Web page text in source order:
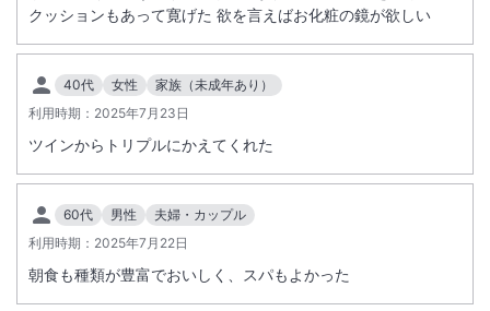
クッションもあって寛げた 欲を言えばお化粧の鏡が欲しい
40代 女性
家族（未成年あり）
利用時期： 2025年7月23日
ツインからトリプルにかえてくれた
60代 男性
夫婦・カップル
利用時期： 2025年7月22日
朝食も種類が豊富でおいしく、スパもよかった